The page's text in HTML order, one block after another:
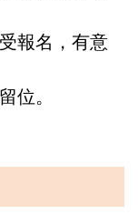
報名，有意
位。